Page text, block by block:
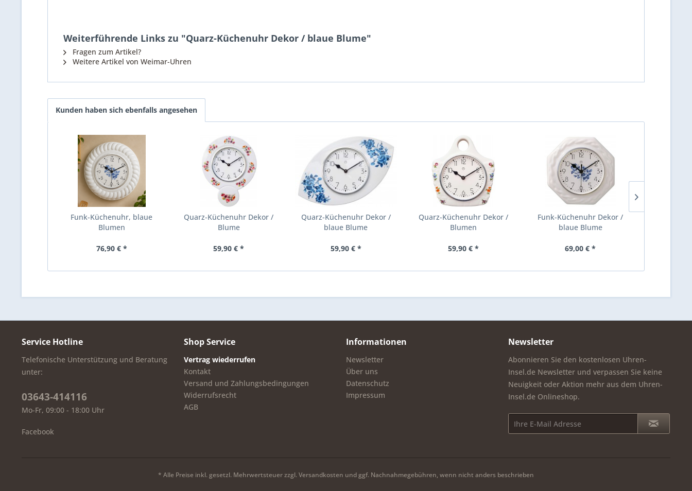
Weiterführende Links zu "Quarz-Küchenuhr Dekor / blaue Blume"
Fragen zum Artikel?
Weitere Artikel von Weimar-Uhren
Kunden haben sich ebenfalls angesehen
Funk-Küchenuhr, blaue
Blumen
76,90 € *
Quarz-Küchenuhr Dekor /
Blume
59,90 € *
Quarz-Küchenuhr Dekor /
blaue Blume
59,90 € *
Quarz-Küchenuhr Dekor /
Blumen
59,90 € *
Funk-Küchenuhr Dekor /
blaue Blume
69,00 € *
Service Hotline
Telefonische Unterstützung und Beratung
unter:
03643-414116
Mo-Fr, 09:00 - 18:00 Uhr
Facebook
Shop Service
Vertrag wiederrufen
Kontakt
Versand und Zahlungsbedingungen
Widerrufsrecht
AGB
Informationen
Newsletter
Über uns
Datenschutz
Impressum
Newsletter
Abonnieren Sie den kostenlosen Uhren-
Insel.de Newsletter und verpassen Sie keine
Neuigkeit oder Aktion mehr aus dem Uhren-
Insel.de Onlineshop.
* Alle Preise inkl. gesetzl. Mehrwertsteuer zzgl. Versandkosten und ggf. Nachnahmegebühren, wenn nicht anders beschrieben